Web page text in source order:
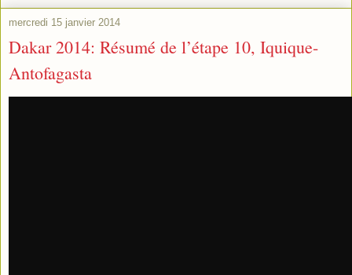
mercredi 15 janvier 2014
Dakar 2014: Résumé de l’étape 10, Iquique-
Antofagasta